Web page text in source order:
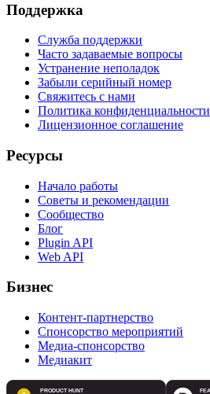
Поддержка
Служба поддержки
Часто задаваемые вопросы
Устранение неполадок
Забыли серийный номер
Свяжитесь с нами
Политика конфиденциальности
Лицензионное соглашение
Ресурсы
Начало работы
Советы и рекомендации
Сообщество
Блог
Plugin API
Web API
Бизнес
Контент-партнерство
Спонсорство мероприятий
Медиа-спонсорство
Медиакит